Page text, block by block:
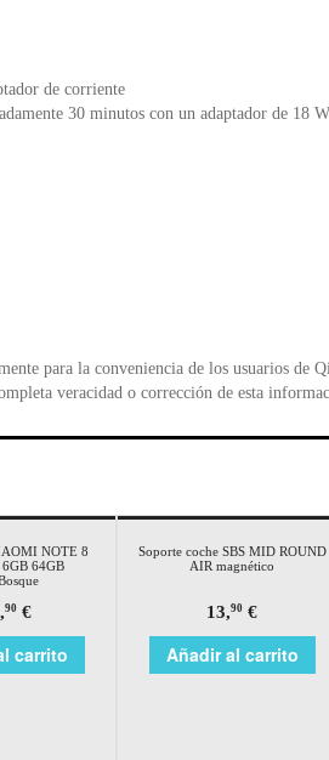
de corriente
30 minutos con un adaptador de 18
para la conveniencia de los usuarios
veracidad o corrección de esta
NOTE 8
6GB 64GB
90 €
carrito
Soporte coche SBS MID ROUND
AIR magnético
13,90 €
Añadir al carrito